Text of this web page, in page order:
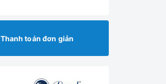
Thanh toán đơn giản